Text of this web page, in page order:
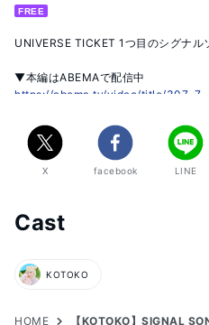
HOME 【KOTOKO】SIGNAL
FREE
UNIVERSE TICKET 1つ目のシグナル
https://abema.tv/video/title/307-7
▼アプリでの投票方法
①「Fancast」をダウンロード
②ログインしてUNIVERSE TICKETの
X facebook LINE
Cast
KOTOKO